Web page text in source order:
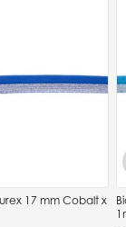
17 mm Cobalt x